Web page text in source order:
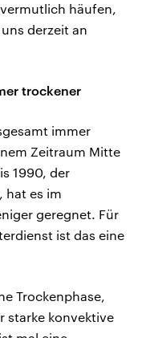
häufen,
derzeit an
trockener
immer
Zeitraum Mitte
1990, der
hat es im
geregnet. Für
ist das eine
Trockenphase,
starke konvektive